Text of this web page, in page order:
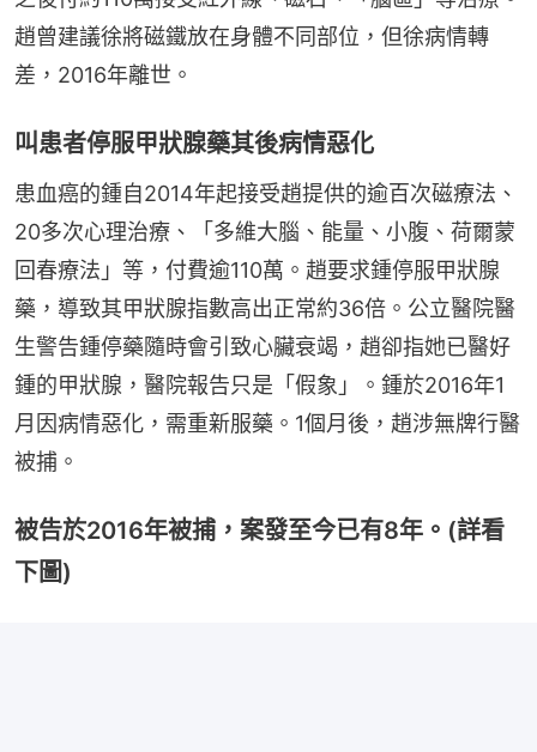
趙曾建議徐將磁鐵放在身體不同部位，但徐病情轉
差，2016年離世。
叫患者停服甲狀腺藥其後病情惡化
患血癌的鍾自2014年起接受趙提供的逾百次磁療法、
20多次心理治療、「多維大腦、能量、小腹、荷爾蒙
回春療法」等，付費逾110萬。趙要求鍾停服甲狀腺
藥，導致其甲狀腺指數高出正常約36倍。公立醫院醫
生警告鍾停藥隨時會引致心臟衰竭，趙卻指她已醫好
鍾的甲狀腺，醫院報告只是「假象」。鍾於2016年1
月因病情惡化，需重新服藥。1個月後，趙涉無牌行醫
被捕。
被告於2016年被捕，案發至今已有8年。(詳看
下圖)